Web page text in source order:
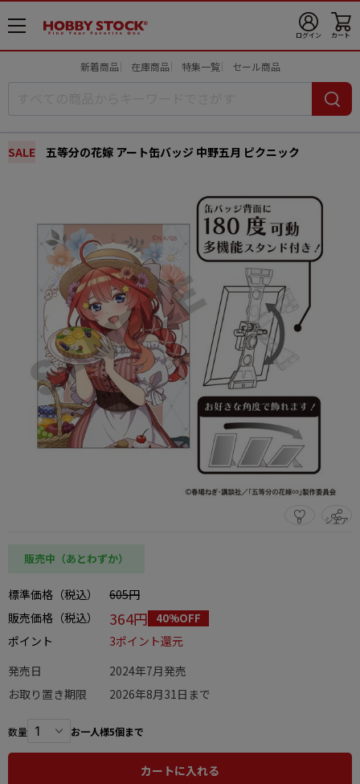
メ
ニ
ログイン カート
新着商品 在庫商品 特集一覧 セール商品
SALE 五等分の花嫁 アート缶バッジ 中野五月 ピクニック
0 シェア
この商品をシェアする
販売中（あとわずか）
標準価格（税込）
605円
販売価格（税込）
364円 40%OFF
ポイント
3ポイント還元
発売日
2024年7月発売
お取り置き期限
2026年8月31日まで
数量 お一人様5個まで
カートに入れる